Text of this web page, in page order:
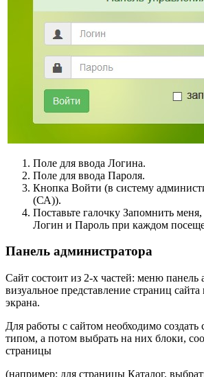
Поле для ввода Логина.
Поле для ввода Пароля.
Кнопка Войти (в систему
(СА)).
Поставьте галочку Запомнить
Логин и Пароль при каждом
Панель администратора
Сайт состоит из 2-х частей: меню панель
визуальное представление страниц сайта
экрана.
Для работы с сайтом необходимо
типом, а потом выбрать на них блоки,
страницы
(например: для страницы Каталог,